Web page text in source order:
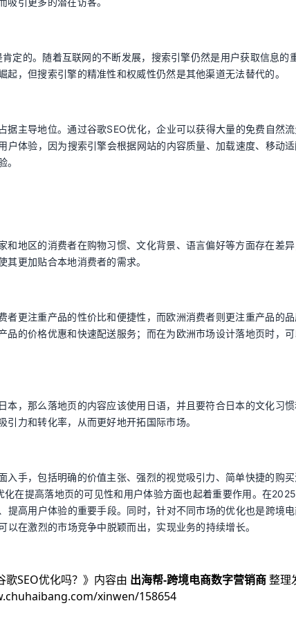
定的。随着互联网的不断发展，搜索引擎仍然是用户获取信息的
，但搜索引擎的精准性和权威性仍然是其他渠道无法替代的。
主导地位。通过谷歌SEO优化，企业可以获得大量的免费自然流
户体验，因为搜索引擎会根据网站的内容质量、加载速度、移动
。
地区的消费者在购物习惯、文化背景、语言偏好等方面存在差异
更加贴合本地消费者的需求。
更注重产品的性价比和便捷性，而欧洲消费者则更注重产品的品
的价格优惠和快速配送服务；而在为欧洲市场设计落地页时，可
，那么落地页的内容应该使用日语，并且要符合日本的文化习惯
力和转化率，从而更好地开拓国际市场。
入手，包括明确的价值主张、强烈的视觉吸引力、简单快捷的购
在提高落地页的可见性和用户体验方面也起着重要作用。在2025
提高用户体验的重要手段。同时，针对不同市场的优化也是跨境
在激烈的市场竞争中脱颖而出，实现业务的持续增长。
SEO优化吗？ 》内容由 出海帮-跨境电商数字营销商整理
xinwen/158654